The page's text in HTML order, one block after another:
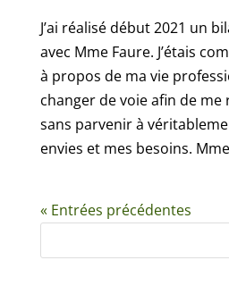
J’ai réalisé début 2021 un
avec Mme Faure. J’étais
à propos de ma vie
changer de voie afin de
sans parvenir à
envies et mes besoins.
« Entrées précédentes